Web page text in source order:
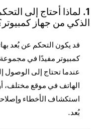
1. لماذا أحتاج إلى
الذكي من جهاز
قد يكون التحكم عن بُعد
كمبيوتر مفيدًا في
عندما تحتاج إلى الوصول
الهاتف في موقع مختلف،
استكشاف الأخطاء
بُعد.